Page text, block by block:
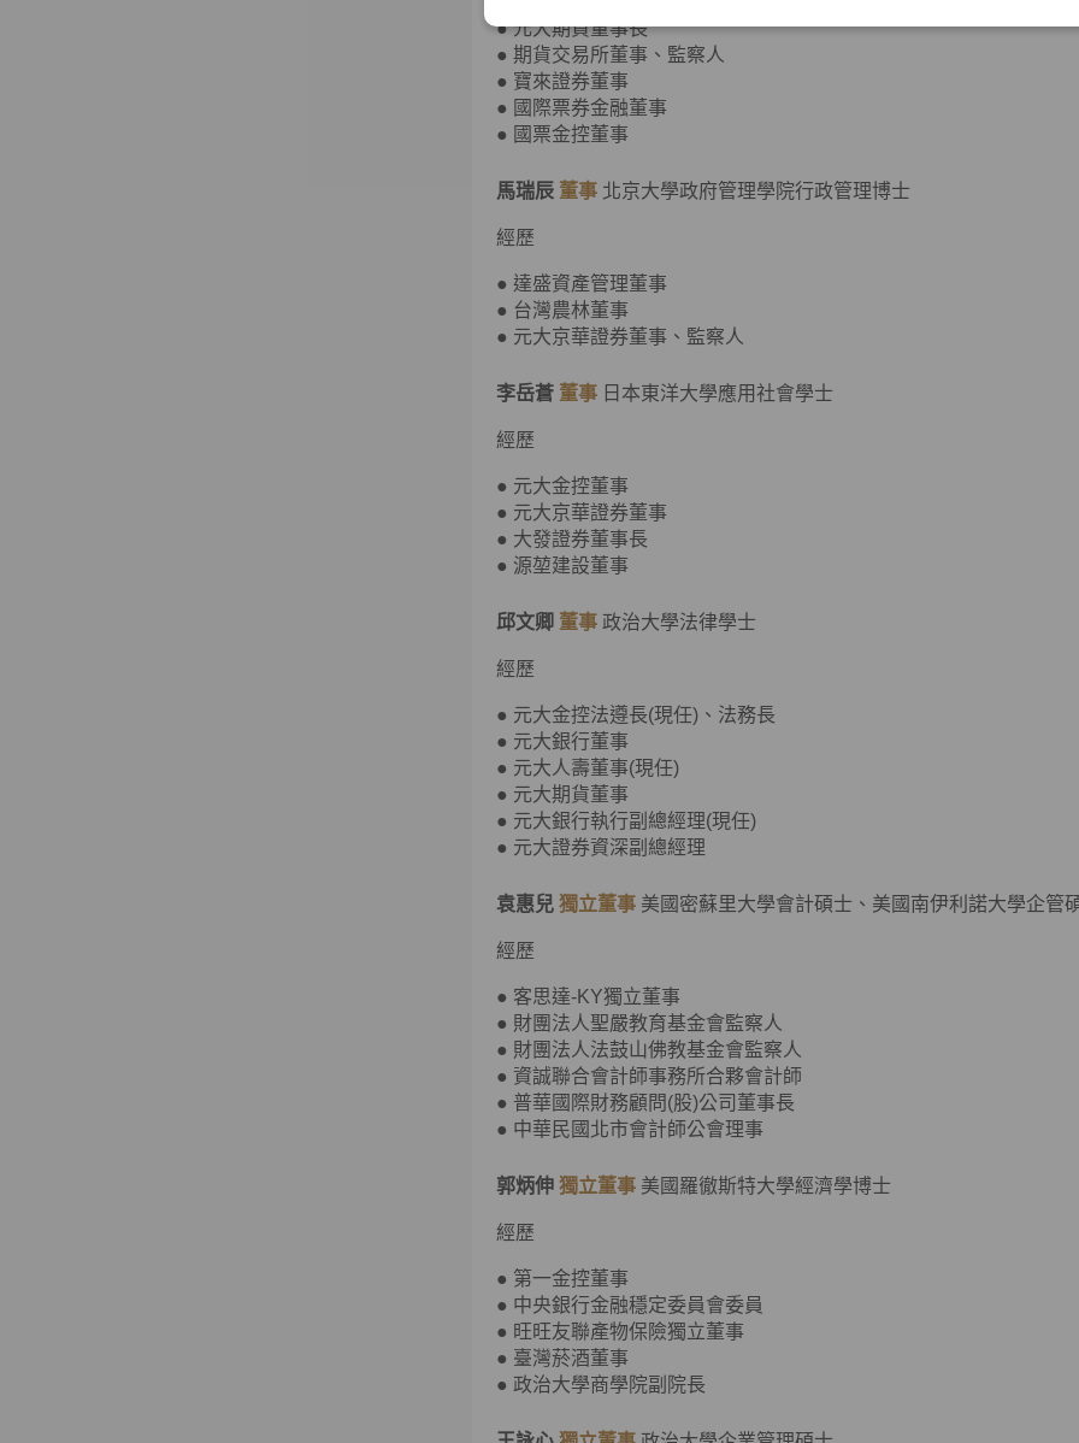
● 元大期貨董事長
● 期貨交易所董事、監察人
● 寶來證券董事
● 國際票券金融董事
● 國票金控董事
馬瑞辰 董事 北京大學政府管理學院行政管理博士
經歷
● 達盛資產管理董事
● 台灣農林董事
● 元大京華證券董事、監察人
李岳蒼 董事 日本東洋大學應用社會學士
經歷
● 元大金控董事
● 元大京華證券董事
● 大發證券董事長
● 源堃建設董事
邱文卿 董事 政治大學法律學士
經歷
● 元大金控法遵長(現任)、法務長
● 元大銀行董事
● 元大人壽董事(現任)
● 元大期貨董事
● 元大銀行執行副總經理(現任)
● 元大證券資深副總經理
袁惠兒 獨立董事 美國密蘇里大學會計碩士、美國南伊利諾大學企管
經歷
● 客思達-KY獨立董事
● 財團法人聖嚴教育基金會監察人
● 財團法人法鼓山佛教基金會監察人
● 資誠聯合會計師事務所合夥會計師
● 普華國際財務顧問(股)公司董事長
● 中華民國北市會計師公會理事
郭炳伸 獨立董事 美國羅徹斯特大學經濟學博士
經歷
● 第一金控董事
● 中央銀行金融穩定委員會委員
● 旺旺友聯產物保險獨立董事
● 臺灣菸酒董事
● 政治大學商學院副院長